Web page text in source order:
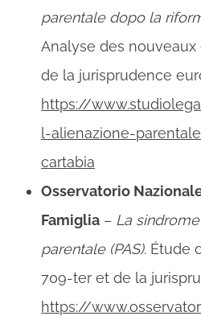
parentale dopo la
Analyse des
de la jurisprudence
https://
l-alienazione-
cartabia
Osservatorio
Famiglia – La
parentale (PAS). Étude
709-ter et de la
https://